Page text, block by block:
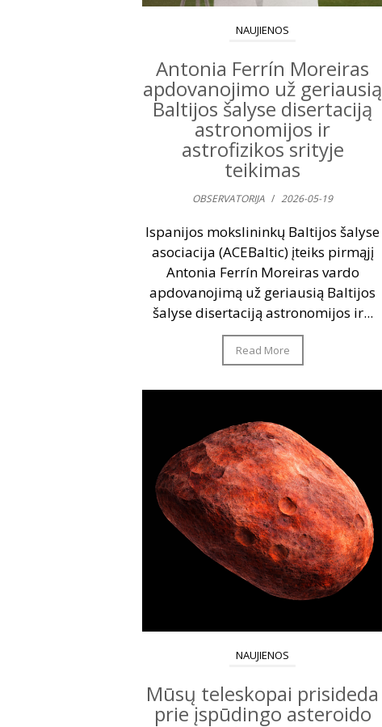
NAUJIENOS
Antonia Ferrín Moreiras
apdovanojimo už geriausią
Baltijos šalyse disertaciją
astronomijos ir
astrofizikos srityje
teikimas
OBSERVATORIJA / 2026-05-19
Ispanijos mokslininkų Baltijos šalyse
asociacija (ACEBaltic) įteiks pirmąjį
Antonia Ferrín Moreiras vardo
apdovanojimą už geriausią Baltijos
šalyse disertaciją astronomijos ir...
Read More
NAUJIENOS
Mūsų teleskopai prisideda
prie įspūdingo asteroido